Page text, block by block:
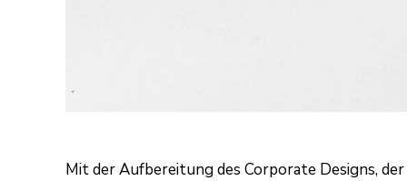
Mit der Aufbereitung des Corporate Designs,